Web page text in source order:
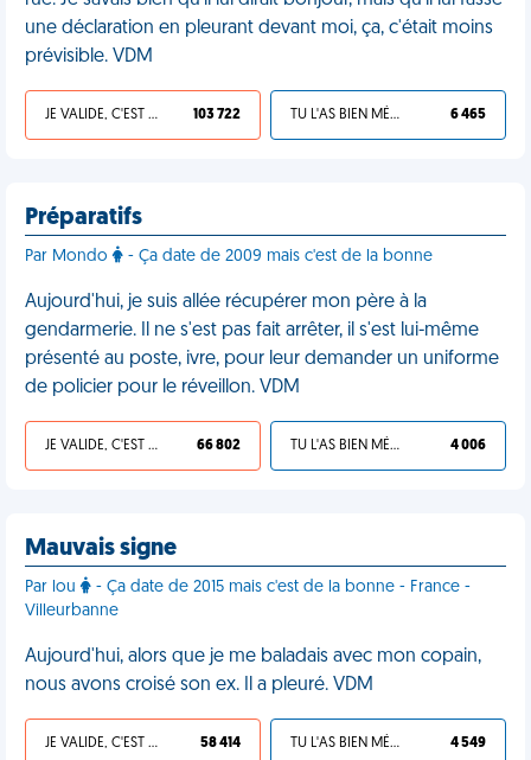
une déclaration en pleurant devant moi, ça, c'était moins
prévisible. VDM
JE VALIDE, C'EST UNE VDM 103 722 TU L'AS BIEN MÉRITÉ 6 465
Préparatifs
Par Mondo - Ça date de 2009 mais c'est de la bonne
Aujourd'hui, je suis allée récupérer mon père à la
gendarmerie. Il ne s'est pas fait arrêter, il s'est lui-même
présenté au poste, ivre, pour leur demander un uniforme
de policier pour le réveillon. VDM
JE VALIDE, C'EST UNE VDM 66 802 TU L'AS BIEN MÉRITÉ 4 006
Mauvais signe
Par lou
- Ça date de 2015 mais c'est de la bonne - France -
Villeurbanne
Aujourd'hui, alors que je me baladais avec mon copain,
nous avons croisé son ex. Il a pleuré. VDM
JE VALIDE, C'EST UNE VDM 58 414 TU L'AS BIEN MÉRITÉ 4 549